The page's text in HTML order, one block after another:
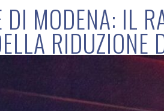
DI MODENA: IL
RIDUZIONE